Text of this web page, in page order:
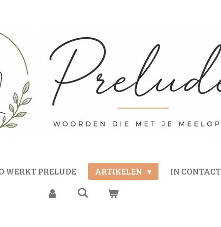
WERKT PRELUDE ARTIKELEN IN CONTACT